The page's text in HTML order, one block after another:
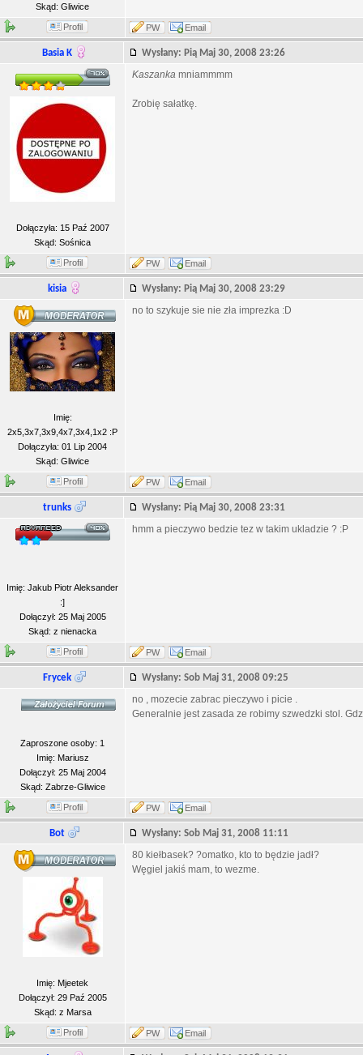
Skąd: Gliwice
Profil PW Email
Basia K Wysłany: Pią Maj 30, 2008 23:26
Dołączyła: 15 Paź 2007
Skąd: Sośnica
Kaszanka mniammmm
Zrobię sałatkę.
Profil PW Email
kisia Wysłany: Pią Maj 30, 2008 23:29
Imię:
2x5,3x7,3x9,4x7,3x4,1x2 :P
Dołączyła: 01 Lip 2004
Skąd: Gliwice
no to szykuje sie nie zła imprezka :D
Profil PW Email
trunks Wysłany: Pią Maj 30, 2008 23:31
Imię: Jakub Piotr Aleksander
:]
Dołączył: 25 Maj 2005
Skąd: z nienacka
hmm a pieczywo bedzie tez w takim ukladzie ? :P
Profil PW Email
Frycek Wysłany: Sob Maj 31, 2008 09:25
Zaproszone osoby: 1
Imię: Mariusz
Dołączył: 25 Maj 2004
Skąd: Zabrze-Gliwice
no , mozecie zabrac pieczywo i picie .
Generalnie jest zasada ze robimy szwedzki stol.
Profil PW Email
Bot Wysłany: Sob Maj 31, 2008 11:11
Imię: Mjeetek
Dołączył: 29 Paź 2005
Skąd: z Marsa
80 kiełbasek? ?omatko, kto to będzie jadł?
Węgiel jakiś mam, to wezme.
Profil PW Email